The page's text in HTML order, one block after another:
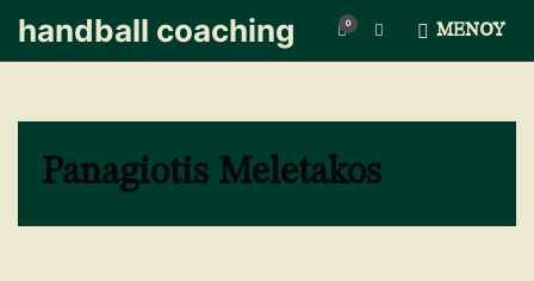
handball coaching 0
Ε
τ
ΜΕΝΟΎ
Panagiotis Meletakos